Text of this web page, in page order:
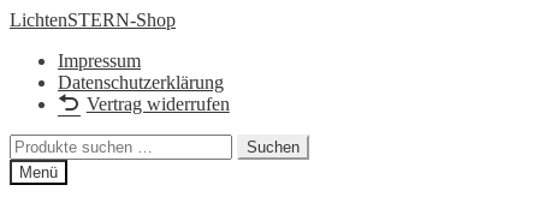
Zur
springen
Zum
springen
LichtenSTERN-Shop
Impressum
Datenschutzerklärung
Vertrag widerrufen
Suchen
nach:
Suchen
Menü